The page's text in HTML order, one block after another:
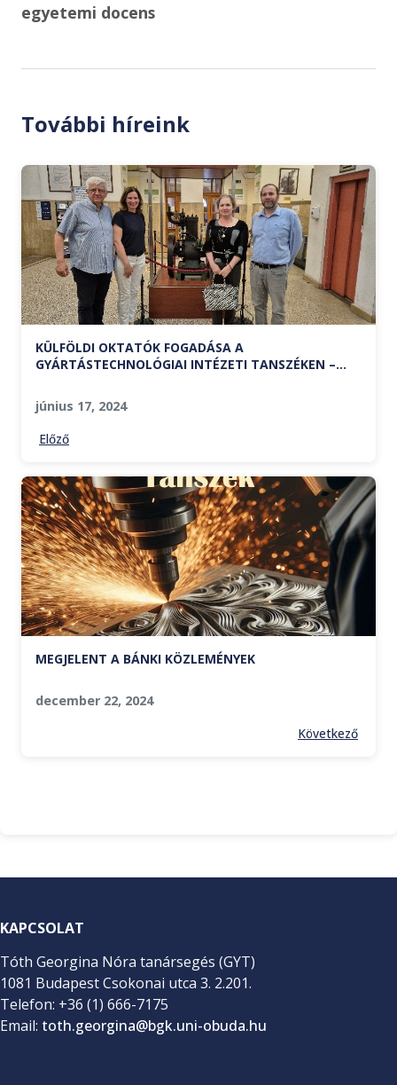
egyetemi docens
További híreink
KÜLFÖLDI OKTATÓK FOGADÁSA A
GYÁRTÁSTECHNOLÓGIAI INTÉZETI TANSZÉKEN –
június 17, 2024
Előző
MEGJELENT A BÁNKI KÖZLEMÉNYEK
december 22, 2024
Következő
KAPCSOLAT
Tóth Georgina Nóra tanársegés (GYT)
1081 Budapest Csokonai utca 3. 2.201.
Telefon: +36 (1) 666-7175
Email: toth.georgina@bgk.uni-obuda.hu